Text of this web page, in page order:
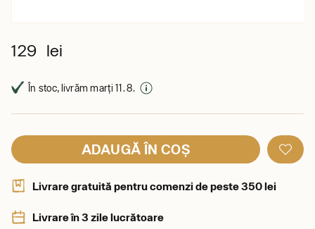
129 lei
În stoc, livrăm marți 11. 8.
ADAUGĂ ÎN COȘ
Livrare gratuită pentru comenzi de peste 350 lei
Livrare în 3 zile lucrătoare